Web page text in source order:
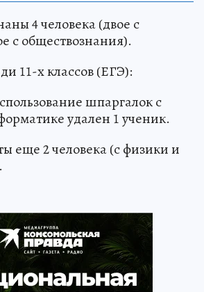
4 человека (двое с
с обществознания).
11-х классов (ЕГЭ):
шпаргалок с
удален 1 ученик.
еще 2 человека (с физики и